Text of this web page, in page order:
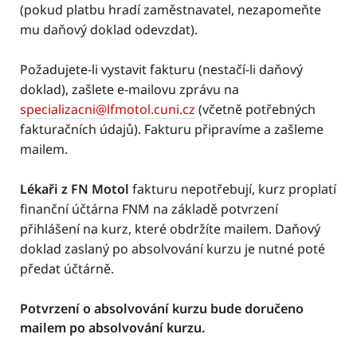
(pokud platbu hradí zaměstnavatel, nezapomeňte
mu daňový doklad odevzdat).
Požadujete-li vystavit fakturu (nestačí-li daňový
doklad), zašlete e-mailovu zprávu na
specializacni@lfmotol.cuni.cz (včetně potřebných
fakturačních údajů). Fakturu připravíme a zašleme
mailem.
Lékaři z FN Motol fakturu nepotřebují, kurz proplatí
finanční účtárna FNM na základě potvrzení
přihlášení na kurz, které obdržíte mailem. Daňový
doklad zaslaný po absolvování kurzu je nutné poté
předat účtárně.
Potvrzení o absolvování kurzu bude doručeno
mailem po absolvování kurzu.